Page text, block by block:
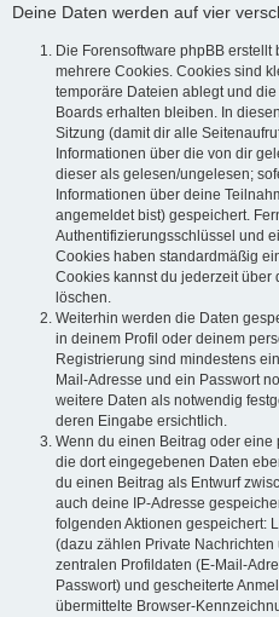
Deine Daten werden auf vier
Die Forensoftware phpBB
mehrere Cookies. Cookies sind
temporäre Dateien ablegt und
Boards erhalten bleiben. In
Sitzung (damit dir alle
Informationen über die von dir
dieser als gelesen/ungelesen;
Informationen über deine
angemeldet bist) gespeichert.
Authentifizierungsschlüssel und
Cookies haben standardmäßig
Cookies kannst du jederzeit über
löschen.
Weiterhin werden die Daten
in deinem Profil oder deinem
Registrierung sind mindestens
Mail-Adresse und ein Passwort
weitere Daten als notwendig
deren Eingabe ersichtlich.
Wenn du einen Beitrag oder eine
die dort eingegebenen Daten
du einen Beitrag als Entwurf
auch deine IP-Adresse
folgenden Aktionen gespeichert:
(dazu zählen Private
zentralen Profildaten (E-Mail-
Passwort) und gescheiterte
übermittelte Browser-